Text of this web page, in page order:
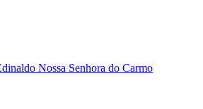
Nossa Senhora do Carmo